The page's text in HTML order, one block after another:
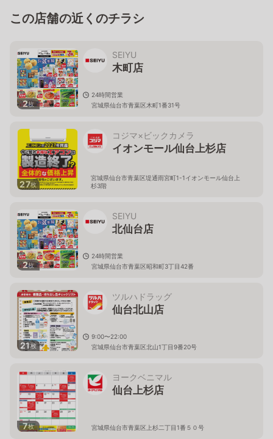
この店舗の近くのチラシ
2枚
SEIYU
木町店
24時間営業
宮城県仙台市青葉区木町1番31号
27枚
コジマ×ビックカメラ
イオンモール仙台上杉店
宮城県仙台市青葉区堤通雨宮町1-1イオンモール仙台上
杉3階
2枚
SEIYU
北仙台店
24時間営業
宮城県仙台市青葉区昭和町3丁目42番
21枚
ツルハドラッグ
仙台北山店
9:00〜22:00
宮城県仙台市青葉区北山1丁目9番20号
7枚
ヨークベニマル
仙台上杉店
宮城県仙台市青葉区上杉二丁目1番５０号